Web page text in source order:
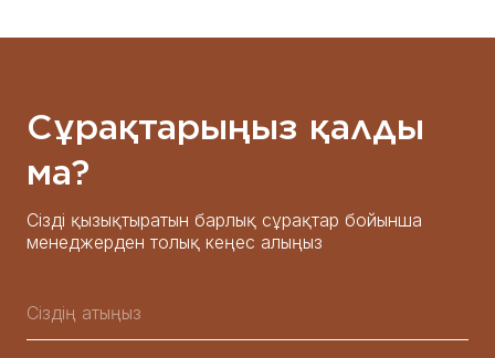
Сұрақтарыңыз қалды
ма?
Сізді қызықтыратын барлық сұрақтар бойынша
менеджерден толық кеңес алыңыз